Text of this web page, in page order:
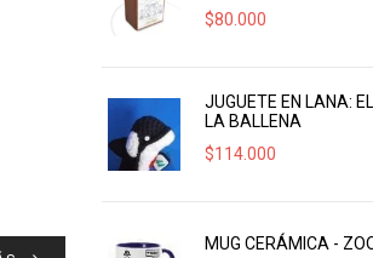
$80.000
JUGUETE EN LANA:
LA BALLENA
$114.000
MUG CERÁMICA -